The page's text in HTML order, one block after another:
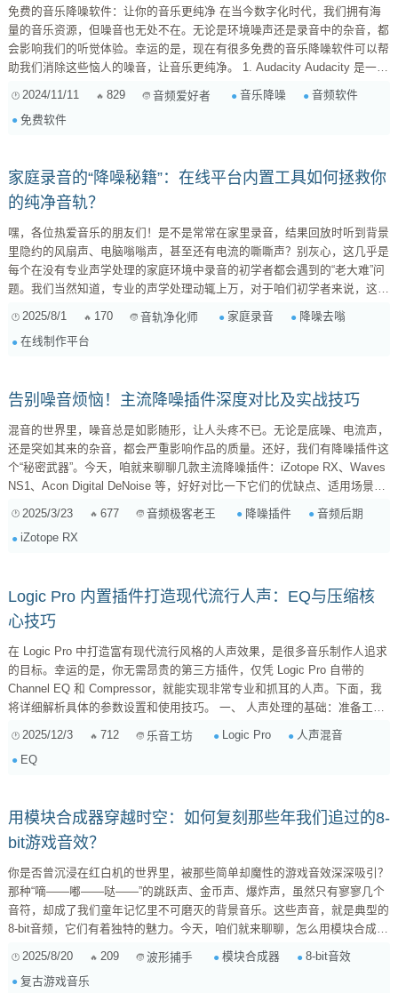
免费的音乐降噪软件：让你的音乐更纯净 在当今数字化时代，我们拥有海
量的音乐资源，但噪音也无处不在。无论是环境噪声还是录音中的杂音，都
会影响我们的听觉体验。幸运的是，现在有很多免费的音乐降噪软件可以帮
助我们消除这些恼人的噪音，让音乐更纯净。 1. Audacity Audacity 是一款
功能强大的免费音频编辑器，它不仅支持各种音频格式，还提供多种音频处
理功能，其中就包括降噪。Audacity 的降噪功能非常实用，它可以有效地
2024/11/11 829 音频爱好者 音乐降噪
音频软件
免费软件
家庭录音的“降噪秘籍”：在线平台内置工具如何拯救你
的纯净音轨？
嘿，各位热爱音乐的朋友们！是不是常常在家里录音，结果回放时听到背景
里隐约的风扇声、电脑嗡嗡声，甚至还有电流的嘶嘶声？别灰心，这几乎是
每个在没有专业声学处理的家庭环境中录音的初学者都会遇到的“老大难”问
题。我们当然知道，专业的声学处理动辄上万，对于咱们初学者来说，这笔
投入确实有点遥远。但好消息是，即便没有“声学棉墙壁”，我们也能通过一
些巧妙的录音前准备，再结合在线音乐制作平台那些看似不起眼，实则相当
给力的内置降噪和去嗡效果器，大大提升录音素材的纯净度。信不信由你，
2025/8/1 170 音轨净化师 家庭录音
降噪去嗡
在线制作平台
告别噪音烦恼！主流降噪插件深度对比及实战技巧
混音的世界里，噪音总是如影随形，让人头疼不已。无论是底噪、电流声，
还是突如其来的杂音，都会严重影响作品的质量。还好，我们有降噪插件这
个“秘密武器”。今天，咱就来聊聊几款主流降噪插件：iZotope RX、Waves
NS1、Acon Digital DeNoise 等，好好对比一下它们的优缺点、适用场景，
不是啥“带货”的，只是根据自己多年的使用经验，给大家分享一些心得体
会。每个人的使用习惯和感受都不同，所以最终选择哪款插件，还得看你自
2025/3/23 677 音频极客老王 降噪插件
音频后期
iZotope RX
Logic Pro 内置插件打造现代流行人声：EQ与压缩核
心技巧
在 Logic Pro 中打造富有现代流行风格的人声效果，是很多音乐制作人追求
的目标。幸运的是，你无需昂贵的第三方插件，仅凭 Logic Pro 自带的
Channel EQ 和 Compressor，就能实现非常专业和抓耳的人声。下面，我
将详细解析具体的参数设置和使用技巧。 一、 人声处理的基础：准备工作
(Gain Staging) ：录音时保证电平健康，不过载，不失真。 降噪 (Noise ...
2025/12/3 712 乐音工坊 Logic Pro
人声混音
EQ
用模块合成器穿越时空：如何复刻那些年我们追过的8-
bit游戏音效？
你是否曾沉浸在红白机的世界里，被那些简单却魔性的游戏音效深深吸引？
那种“嘀——嘟——哒——”的跳跃声、金币声、爆炸声，虽然只有寥寥几个
音符，却成了我们童年记忆里不可磨灭的背景音乐。这些声音，就是典型的
8-bit音频，它们有着独特的魅力。今天，咱们就来聊聊，怎么用模块合成
器，把这些“老古董”重新唤醒，甚至玩出新花样！ 理解8-bit声音的“骨骼与
音频主要依赖于几种基础波形：方波（Square Wave）、三角波（Triangle
2025/8/20 209 波形捕手 模块合成器
8-bit音效
复古游戏音乐